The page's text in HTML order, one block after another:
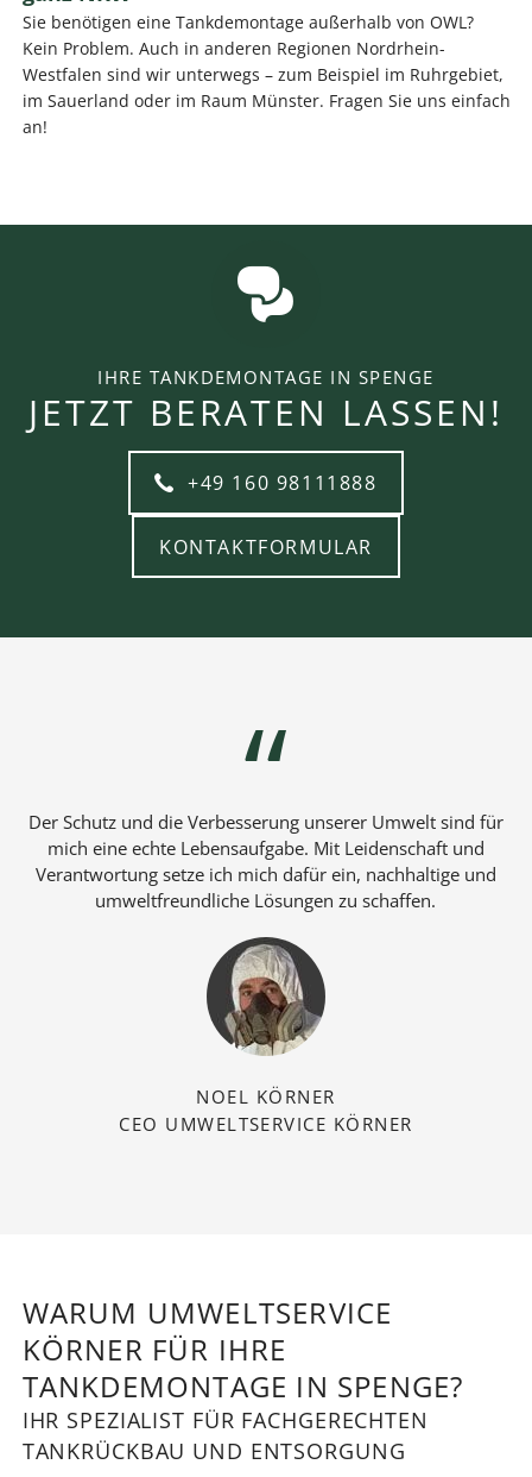
Sie benötigen eine Tankdemontage außerhalb von OWL?
Kein Problem. Auch in anderen Regionen Nordrhein-
Westfalen sind wir unterwegs – zum Beispiel im Ruhrgebiet,
im Sauerland oder im Raum Münster. Fragen Sie uns einfach
an!
IHRE TANKDEMONTAGE IN SPENGE
JETZT BERATEN LASSEN!
+49 160 98111888
KONTAKTFORMULAR
Der Schutz und die Verbesserung unserer Umwelt sind für
mich eine echte Lebensaufgabe. Mit Leidenschaft und
Verantwortung setze ich mich dafür ein, nachhaltige und
umweltfreundliche Lösungen zu schaffen.
NOEL KÖRNER
CEO UMWELTSERVICE KÖRNER
WARUM UMWELTSERVICE
KÖRNER FÜR IHRE
TANKDEMONTAGE IN SPENGE?
IHR SPEZIALIST FÜR FACHGERECHTEN
TANKRÜCKBAU UND ENTSORGUNG